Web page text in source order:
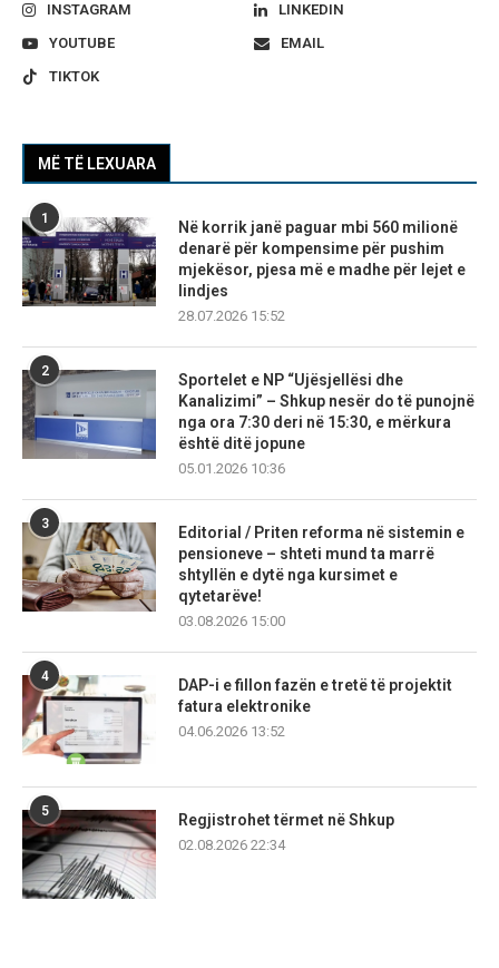
INSTAGRAM
LINKEDIN
YOUTUBE
EMAIL
TIKTOK
MË TË LEXUARA
1
Në korrik janë paguar mbi 560 milionë
denarë për kompensime për pushim
mjekësor, pjesa më e madhe për lejet e
lindjes
28.07.2026 15:52
2
Sportelet e NP “Ujësjellësi dhe
Kanalizimi” – Shkup nesër do të punojnë
nga ora 7:30 deri në 15:30, e mërkura
është ditë jopune
05.01.2026 10:36
3
Editorial / Priten reforma në sistemin e
pensioneve – shteti mund ta marrë
shtyllën e dytë nga kursimet e
qytetarëve!
03.08.2026 15:00
4
DAP-i e fillon fazën e tretë të projektit
fatura elektronike
04.06.2026 13:52
5
Regjistrohet tërmet në Shkup
02.08.2026 22:34